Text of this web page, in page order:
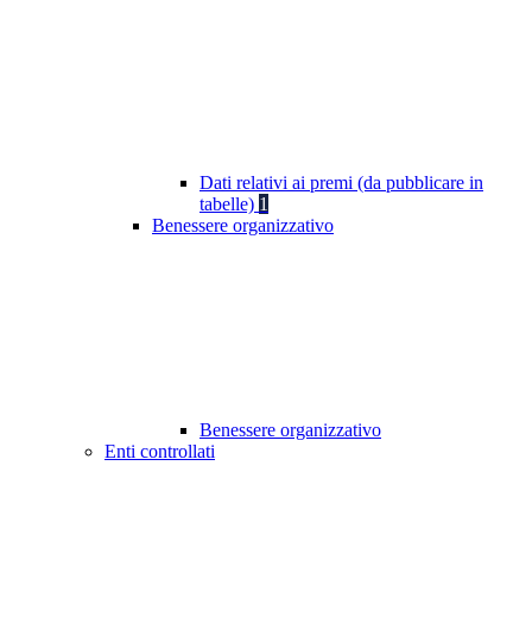
Dati relativi ai premi (da pubblicare in
tabelle) 1
Benessere organizzativo
Benessere organizzativo
Enti controllati